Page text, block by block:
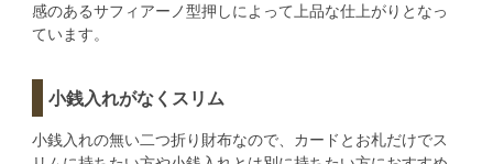
感のあるサフィアーノ型押しによって上品な仕上がりとなっ
ています。
小銭入れがなくスリム
小銭入れの無い二つ折り財布なので、カードとお札だけでス